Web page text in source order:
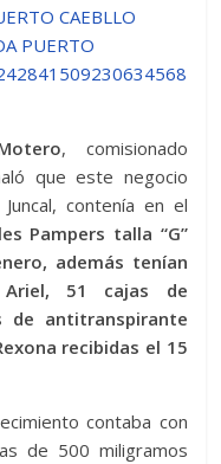
, comisionado
que este negocio
contenía en el
Pampers talla “G”
además tenían
Ariel, 51 cajas de
de antitranspirante
recibidas el 15
contaba con
de 500 miligramos